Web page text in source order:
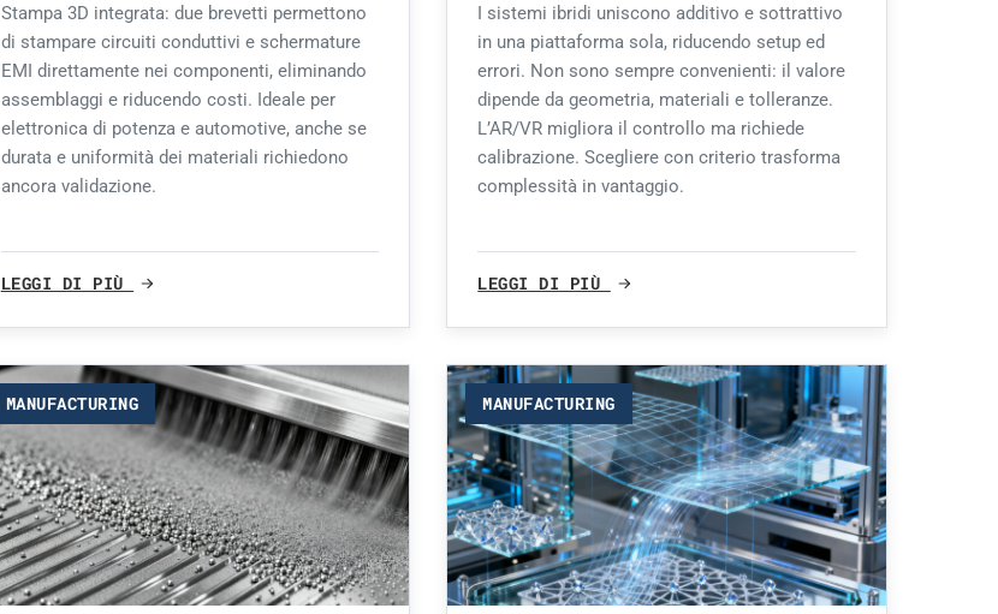
Stampa 3D integrata: due brevetti permettono
di stampare circuiti conduttivi e schermature
EMI direttamente nei componenti, eliminando
assemblaggi e riducendo costi. Ideale per
elettronica di potenza e automotive, anche se
durata e uniformità dei materiali richiedono
ancora validazione.
LEGGI DI PIÙ
I sistemi ibridi uniscono additivo e sottrattivo
in una piattaforma sola, riducendo setup ed
errori. Non sono sempre convenienti: il valore
dipende da geometria, materiali e tolleranze.
L’AR/VR migliora il controllo ma richiede
calibrazione. Scegliere con criterio trasforma
complessità in vantaggio.
LEGGI DI PIÙ
MANUFACTURING MANUFACTURING